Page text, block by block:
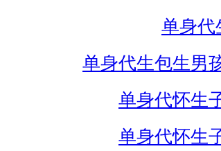
单身代
单身代生包生男
单身代怀生
单身代怀生